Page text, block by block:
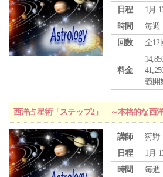
日程
1月
時間
毎週
回数
全12
料金
義開
西洋占星術「ステップ2」 ～本格的な西
講師
狩
日程
1月
時間
毎週